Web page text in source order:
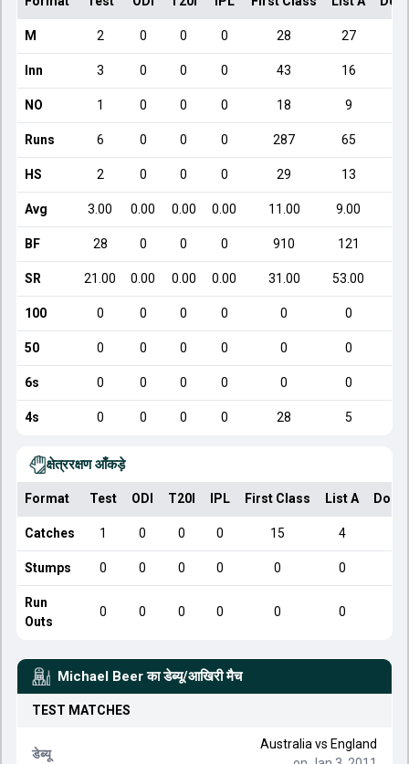
M 2 0 0 0 28 27
Inn 3 0 0 0 43 16
NO 1 0 0 0 18 9
Runs 6 0 0 0 287 65
HS 2 0 0 0 29 13
Avg 3.00 0.00 0.00 0.00 11.00 9.00
BF 28 0 0 0 910 121
SR 21.00 0.00 0.00 0.00 31.00 53.00
100 0 0 0 0 0 0
50 0 0 0 0 0 0
6s 0 0 0 0 0 0
4s 0 0 0 0 28 5
क्षेत्ररक्षण आँकड़े
Format Test ODI T20I IPL First Class List A
Catches 1 0 0 0 15 4
Stumps 0 0 0 0 0 0
Run
Outs
0 0 0 0 0 0
Michael Beer का डेब्यू/आखिरी मैच
TEST MATCHES
डेब्यू
Australia vs England